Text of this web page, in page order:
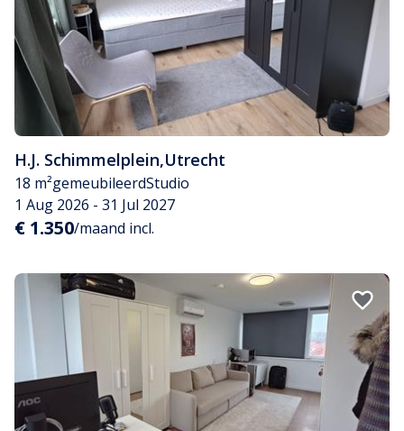
H.J. Schimmelplein,Utrecht
18 m²gemeubileerdStudio
1 Aug 2026 - 31 Jul 2027
€ 1.350/maand incl.